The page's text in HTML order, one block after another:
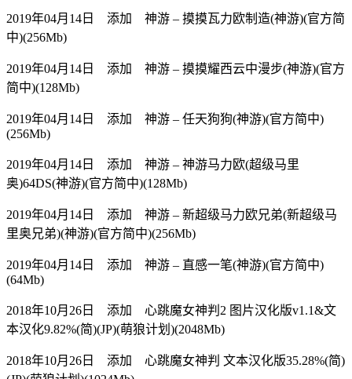
2019年04月14日 添加 神游 – 摸摸瓦力欧制造(神游)(官方简
中)(256Mb)
2019年04月14日 添加 神游 – 摸摸耀西云中漫步(神游)(官方
简中)(128Mb)
2019年04月14日 添加 神游 – 任天狗狗(神游)(官方简中)
(256Mb)
2019年04月14日 添加 神游 – 神游马力欧(超级马里
奥)64DS(神游)(官方简中)(128Mb)
2019年04月14日 添加 神游 – 新超级马力欧兄弟(新超级马
里奥兄弟)(神游)(官方简中)(256Mb)
2019年04月14日 添加 神游 – 直感一笔(神游)(官方简中)
(64Mb)
2018年10月26日 添加 心跳魔女神判2 图片汉化版v1.1&文
本汉化9.82%(简)(JP)(萌狼计划)(2048Mb)
2018年10月26日 添加 心跳魔女神判 文本汉化版35.28%(简)